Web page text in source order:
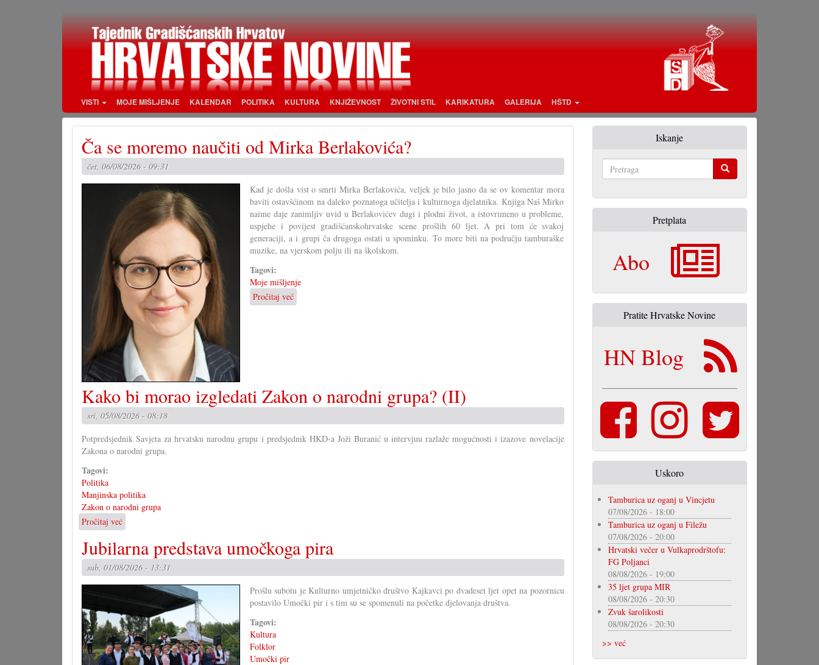
VISTI MOJE MIŠLJENJE KALENDAR POLITIKA KULTURA KNJIŽEVNOST ŽIVOTNI STIL KARIKATURA GALERIJA HŠTD
Ča se moremo naučiti od Mirka Berlakovića?
čet, 06/08/2026 - 09:31
Kad je došla vist o smrti Mirka Berlakovića, veljek je bilo jasno da se ov komentar mora
baviti ostavšćinom na daleko poznatoga učitelja i kulturnoga djelatnika. Knjiga Naš Mirko
naime daje zanimljiv uvid u Berlakovićev dugi i plodni život, a istovrimeno u probleme,
uspjehe i povijest gradišćanskohrvatske scene prošlih 60 ljet. A pri tom će svakoj
generaciji, a i grupi ča drugoga ostati u spominku. To more biti na području tamburaške
muzike, na vjerskom polju ili na školskom.
Tagovi:
Moje mišljenje
Pročitaj već
Ča
Kako bi morao izgledati Zakon o narodni grupa? (II)
sri, 05/08/2026 - 08:18
Potpredsjednik Savjeta za hrvatsku narodnu grupu i predsjednik HKD-a Joži Buranić u intervjuu razlaže mogućnosti i izazove novelacije
Zakona o narodni grupa.
Tagovi:
Politika
Manjinska politika
Zakon o narodni grupa
Pročitaj već
Kako
bi
morao
izgledati
Zakon
narodni
grupa?
(II)
Jubilarna predstava umočkoga pira
sub, 01/08/2026 - 13:31
Prošlu subotu je Kulturno umjetničko društvo Kajkavci po dvadeset ljet opet na pozornicu
postavilo Umočki pir i s tim su se spomenuli na početke djelovanja društva.
Tagovi:
Kultura
Folklor
Umočki pir
Iskanje
Pretplata
Abo
Pratite Hrvatske Novine
HN Blog
Uskoro
Tamburica uz oganj u Vincjetu
07/08/2026 - 18:00
Tamburica uz oganj u Filežu
07/08/2026 - 20:00
Hrvatski večer u Vulkaprodrštofu:
FG Poljanci
08/08/2026 - 19:00
35 ljet grupa MIR
08/08/2026 - 20:30
Zvuk šarolikosti
08/08/2026 - 20:30
>> već